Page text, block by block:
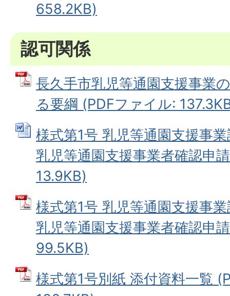
658.2KB)
認可関係
長久手市乳児等通園支援事業
る要綱 (PDFファイル:
様式第1号 乳児等通園支援事
乳児等通園支援事業者確認申
13.9KB)
様式第1号 乳児等通園支援事
乳児等通園支援事業者確認申
99.5KB)
様式第1号別紙 添付資料一覧